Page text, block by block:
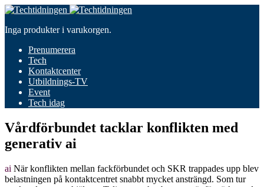
Inga produkter i varukorgen.
Prenumerera
Tech
Kontaktcenter
Utbildnings-TV
Event
Tech idag
Vårdförbundet tacklar konflikten med
generativ ai
ai När konflikten mellan fackförbundet och SKR trappades upp blev
belastningen på kontaktcentret snabbt mycket ansträngd. Som tur